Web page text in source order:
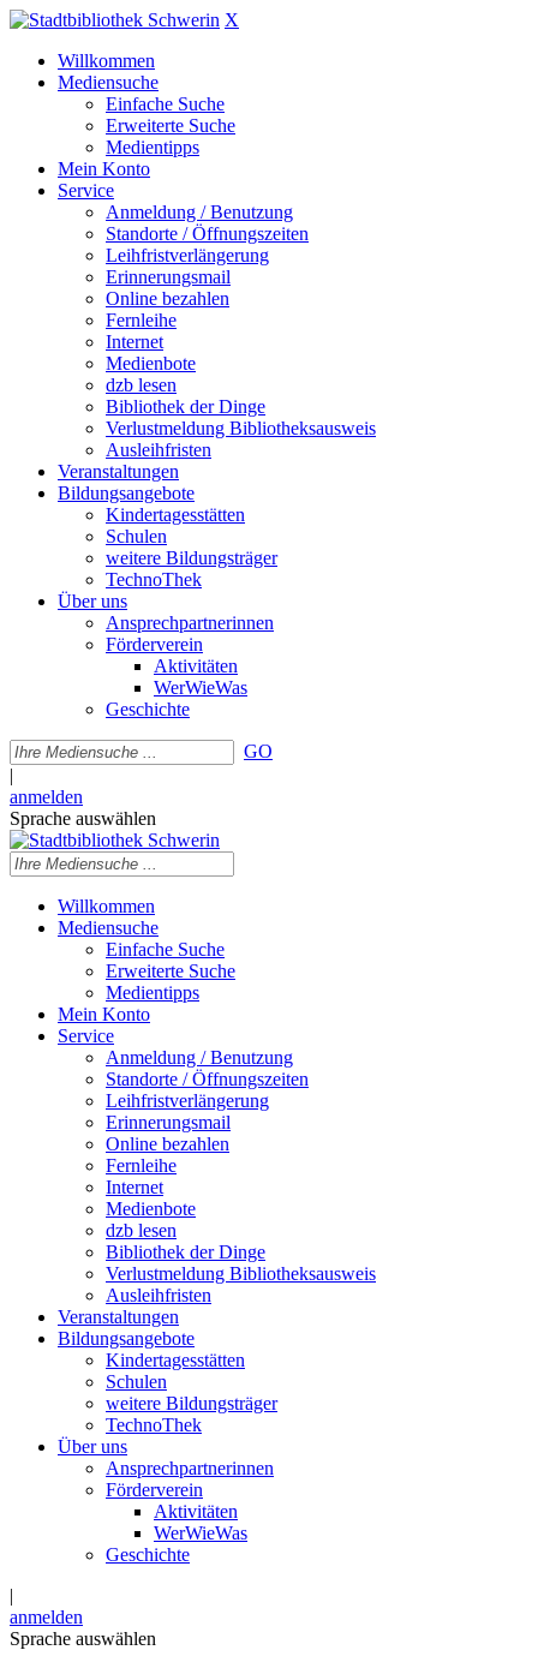
X
Willkommen
Mediensuche
Einfache Suche
Erweiterte Suche
Medientipps
Mein Konto
Service
Anmeldung / Benutzung
Standorte / Öffnungszeiten
Leihfristverlängerung
Erinnerungsmail
Online bezahlen
Fernleihe
Internet
Medienbote
dzb lesen
Bibliothek der Dinge
Verlustmeldung Bibliotheksausweis
Ausleihfristen
Veranstaltungen
Bildungsangebote
Kindertagesstätten
Schulen
weitere Bildungsträger
TechnoThek
Über uns
Ansprechpartnerinnen
Förderverein
Aktivitäten
WerWieWas
Geschichte
GO
|
anmelden
Sprache auswählen
Willkommen
Mediensuche
Einfache Suche
Erweiterte Suche
Medientipps
Mein Konto
Service
Anmeldung / Benutzung
Standorte / Öffnungszeiten
Leihfristverlängerung
Erinnerungsmail
Online bezahlen
Fernleihe
Internet
Medienbote
dzb lesen
Bibliothek der Dinge
Verlustmeldung Bibliotheksausweis
Ausleihfristen
Veranstaltungen
Bildungsangebote
Kindertagesstätten
Schulen
weitere Bildungsträger
TechnoThek
Über uns
Ansprechpartnerinnen
Förderverein
Aktivitäten
WerWieWas
Geschichte
|
anmelden
Sprache auswählen